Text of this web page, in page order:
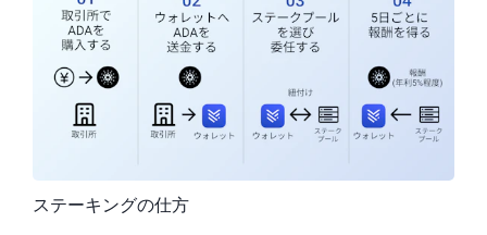
ステーキングの仕方